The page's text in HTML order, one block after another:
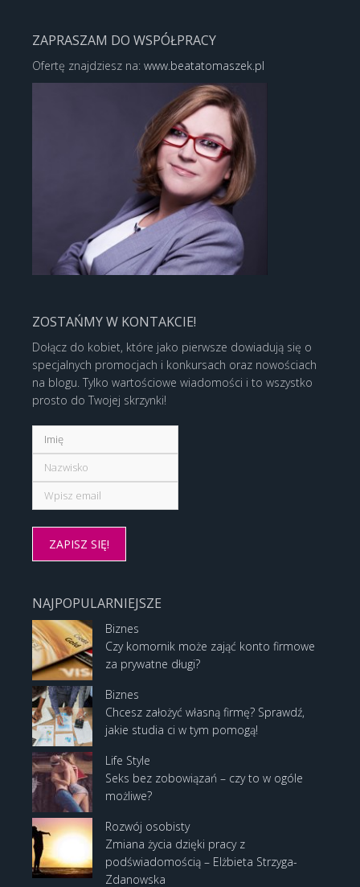
ZAPRASZAM DO WSPÓŁPRACY
Ofertę znajdziesz na: www.beatatomaszek.pl
ZOSTAŃMY W KONTAKCIE!
Dołącz do kobiet, które jako pierwsze dowiadują się o
specjalnych promocjach i konkursach oraz nowościach
na blogu. Tylko wartościowe wiadomości i to wszystko
prosto do Twojej skrzynki!
NAJPOPULARNIEJSZE
Biznes
Czy komornik może zająć konto firmowe
za prywatne długi?
Biznes
Chcesz założyć własną firmę? Sprawdź,
jakie studia ci w tym pomogą!
Life Style
Seks bez zobowiązań – czy to w ogóle
możliwe?
Rozwój osobisty
Zmiana życia dzięki pracy z
podświadomością – Elżbieta Strzyga-
Zdanowska